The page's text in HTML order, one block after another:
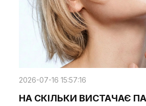
2026-07-16 15:57:16
НА СКІЛЬКИ ВИСТАЧАЄ